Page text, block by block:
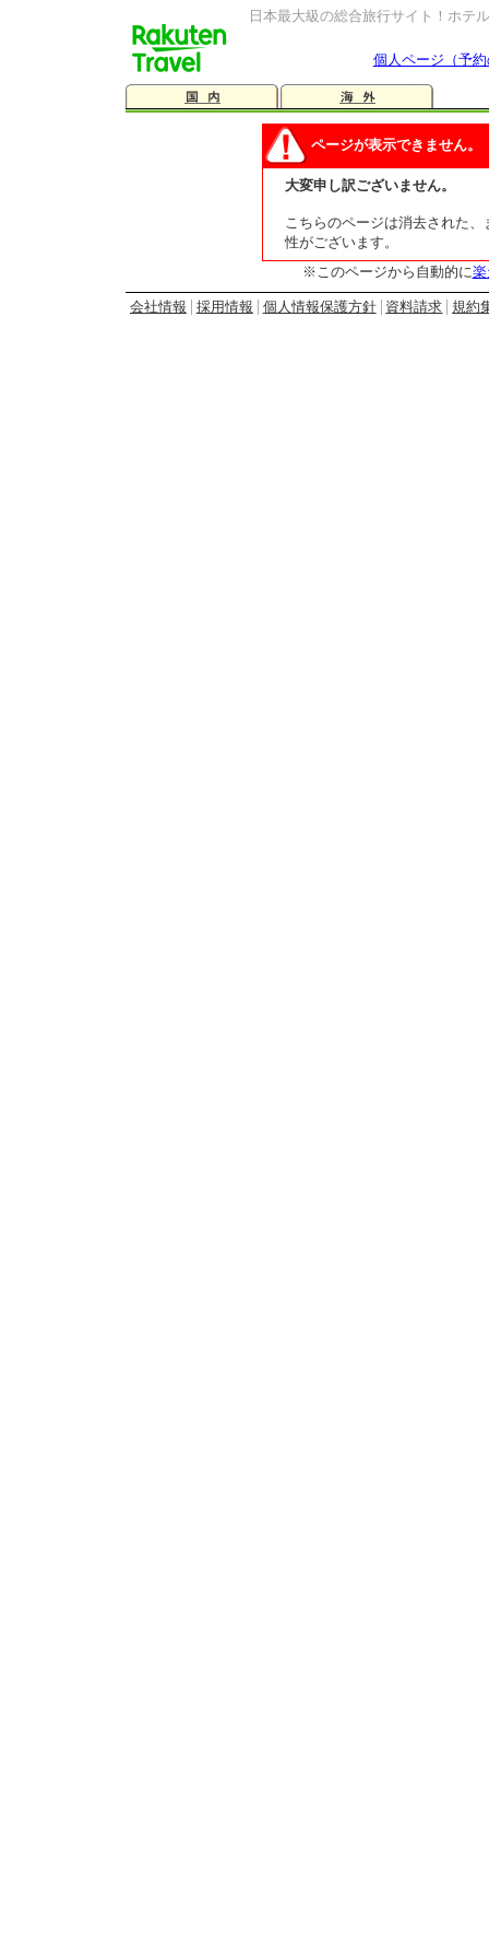
日本最大級の総合旅行サイト！ホテ
個人ページ（予
ページが表示できません。
大変申し訳ございません。
こちらのページは消去された
性がございます。
※このページから自動的に
会社情報 採用情報 個人情報保護方針 資料請求 規約